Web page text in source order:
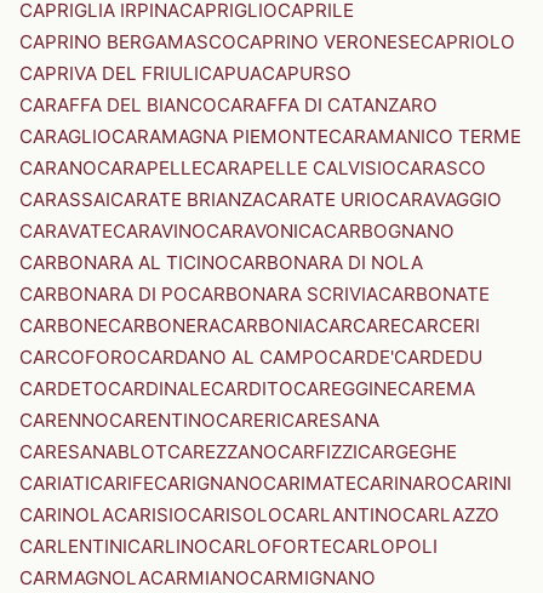
CAPRIGLIA IRPINACAPRIGLIOCAPRILE
CAPRINO BERGAMASCOCAPRINO VERONESECAPRIOLO
CAPRIVA DEL FRIULICAPUACAPURSO
CARAFFA DEL BIANCOCARAFFA DI CATANZARO
CARAGLIOCARAMAGNA PIEMONTECARAMANICO TERME
CARANOCARAPELLECARAPELLE CALVISIOCARASCO
CARASSAICARATE BRIANZACARATE URIOCARAVAGGIO
CARAVATECARAVINOCARAVONICACARBOGNANO
CARBONARA AL TICINOCARBONARA DI NOLA
CARBONARA DI POCARBONARA SCRIVIACARBONATE
CARBONECARBONERACARBONIACARCARECARCERI
CARCOFOROCARDANO AL CAMPOCARDE'CARDEDU
CARDETOCARDINALECARDITOCAREGGINECAREMA
CARENNOCARENTINOCARERICARESANA
CARESANABLOTCAREZZANOCARFIZZICARGEGHE
CARIATICARIFECARIGNANOCARIMATECARINAROCARINI
CARINOLACARISIOCARISOLOCARLANTINOCARLAZZO
CARLENTINICARLINOCARLOFORTECARLOPOLI
CARMAGNOLACARMIANOCARMIGNANO